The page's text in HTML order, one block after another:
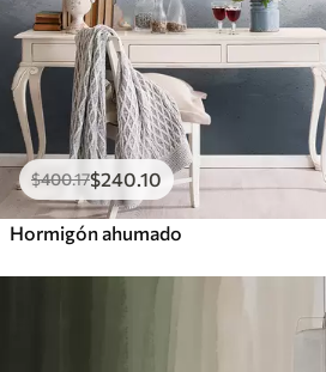
$400.17$240 .10
Hormigón ahumado